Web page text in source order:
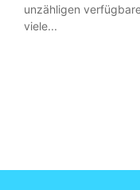
unzähligen
viele...